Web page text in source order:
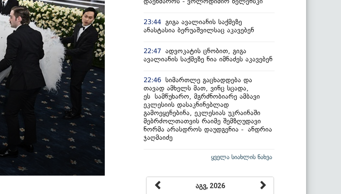
23:44 გიგა ავალიანის საქმეზე
ანასტასია ბერუაშვილსაც აკავებენ
22:47 ადვოკატის ცნობით, გიგა
ავალიანის საქმეზე ნია იმნაძეს აკავებენ
22:46 სიმართლე გაცხადდება და
თავად ამხელს მათ, ვინც სცადა,
ეს სამწუხარო, მგრძნობიარე ამბავი
ეკლესიის დასაკნინებლად
გამოეყენებინა, ეკლესიას უკრაინაში
მებრძოლთათვის რაიმე შემზღუდავი
ნორმა არასდროს დაუდგენია - ანდრია
ჯაღმაიძე
ყველა სიახლის ნახვა
აგვ, 2026